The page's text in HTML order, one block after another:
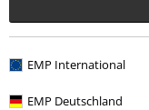
EMP International
EMP Deutschland
För smal
Längd